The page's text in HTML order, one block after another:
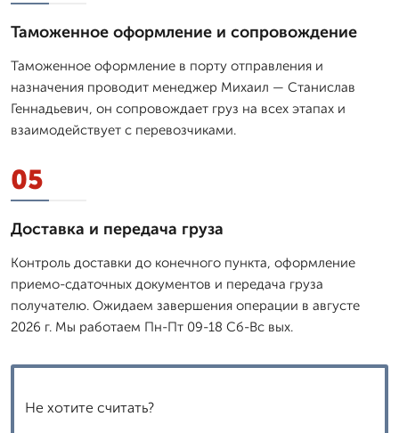
Таможенное оформление и сопровождение
Таможенное оформление в порту отправления и
назначения проводит менеджер Михаил — Станислав
Геннадьевич, он сопровождает груз на всех этапах и
взаимодействует с перевозчиками.
05
Доставка и передача груза
Контроль доставки до конечного пункта, оформление
приемо-сдаточных документов и передача груза
получателю. Ожидаем завершения операции в августе
2026 г. Мы работаем Пн-Пт 09-18 Сб-Вс вых.
Не хотите считать?